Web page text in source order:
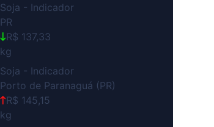
Soja - Indicador
PR
R$ 137,33
kg
Soja - Indicador
Porto de Paranaguá (PR)
R$ 145,15
kg